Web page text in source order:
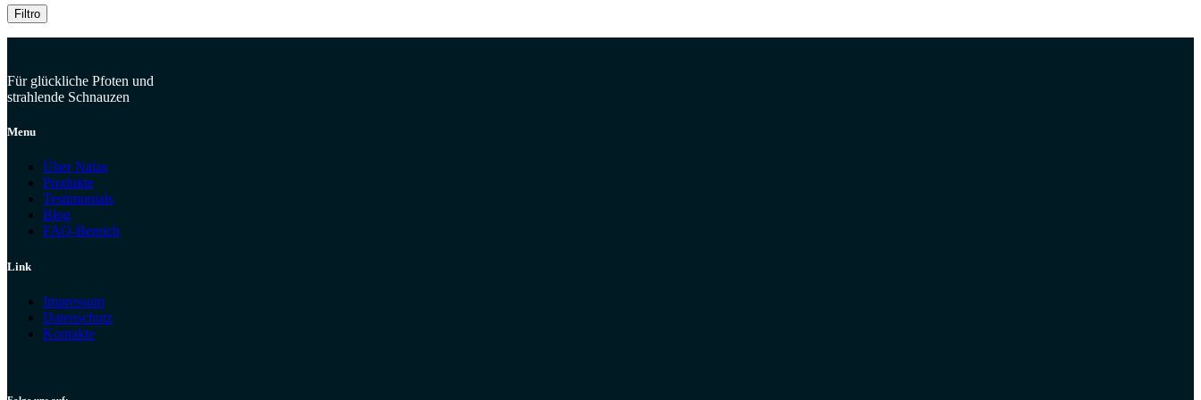
Filtro
Für glückliche Pfoten und
strahlende Schnauzen
Menu
Über Nalas
Produkte
Testimonials
Blog
FAQ-Bereich
Link
Impressum
Datenschutz
Kontakte